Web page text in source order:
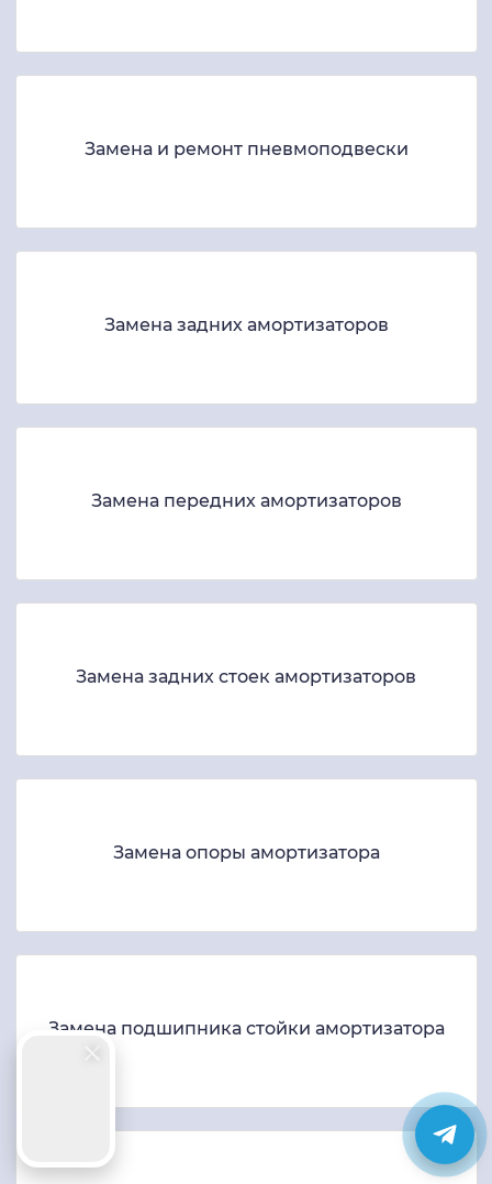
Замена и ремонт пневмоподвески
Замена задних амортизаторов
Замена передних амортизаторов
Замена задних стоек амортизаторов
Замена опоры амортизатора
Замена подшипника стойки амортизатора